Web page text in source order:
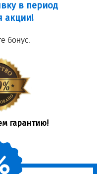
в период
акции!
бонус.
гарантию!